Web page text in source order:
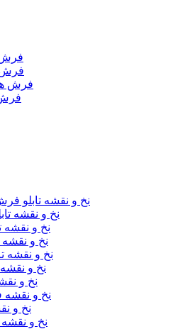
فرش
فرش
نخ و نقشه تابلو
نخ و نقشه
نخ و نقشه
نخ و
نخ و نقشه
نخ و
نخ و
نخ و نقشه
نخ و
نخ و